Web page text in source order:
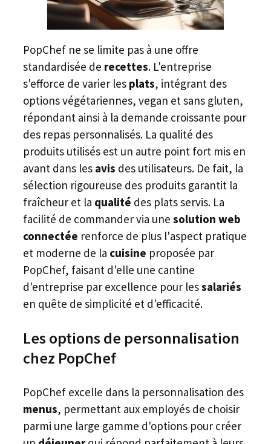
PopChef ne se limite pas à une offre
standardisée de recettes. L'entreprise
s'efforce de varier les plats, intégrant des
options végétariennes, vegan et sans gluten,
répondant ainsi à la demande croissante pour
des repas personnalisés. La qualité des
produits utilisés est un autre point fort mis en
avant dans les avis des utilisateurs. De fait, la
sélection rigoureuse des produits garantit la
fraîcheur et la qualité des plats servis. La
facilité de commander via une solution web
connectée renforce de plus l'aspect pratique
et moderne de la cuisine proposée par
PopChef, faisant d'elle une cantine
d'entreprise par excellence pour lessalariés
en quête de simplicité et d'efficacité.
Les options de personnalisation
chez PopChef
PopChef excelle dans la personnalisation des
menus, permettant aux employés de choisir
parmi une large gamme d'options pour créer